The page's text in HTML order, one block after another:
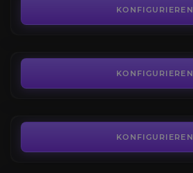
KONFIGURIEREN
KONFIGURIEREN
KONFIGURIEREN